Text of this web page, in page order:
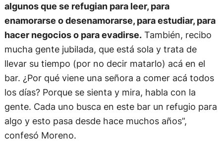
algunos que se refugian para leer, para
enamorarse o desenamorarse, para estudiar, para
hacer negocios o para evadirse.También, recibo
mucha gente jubilada, que está sola y trata de
llevar su tiempo (por no decir matarlo) acá en el
bar. ¿Por qué viene una señora a comer acá todos
los días? Porque se sienta y mira, habla con la
gente. Cada uno busca en este bar un refugio para
algo y esto pasa desde hace muchos años”,
confesó Moreno.